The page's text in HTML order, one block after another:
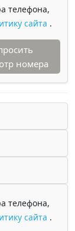
телефона,
сайта .
номера
телефона,
сайта .